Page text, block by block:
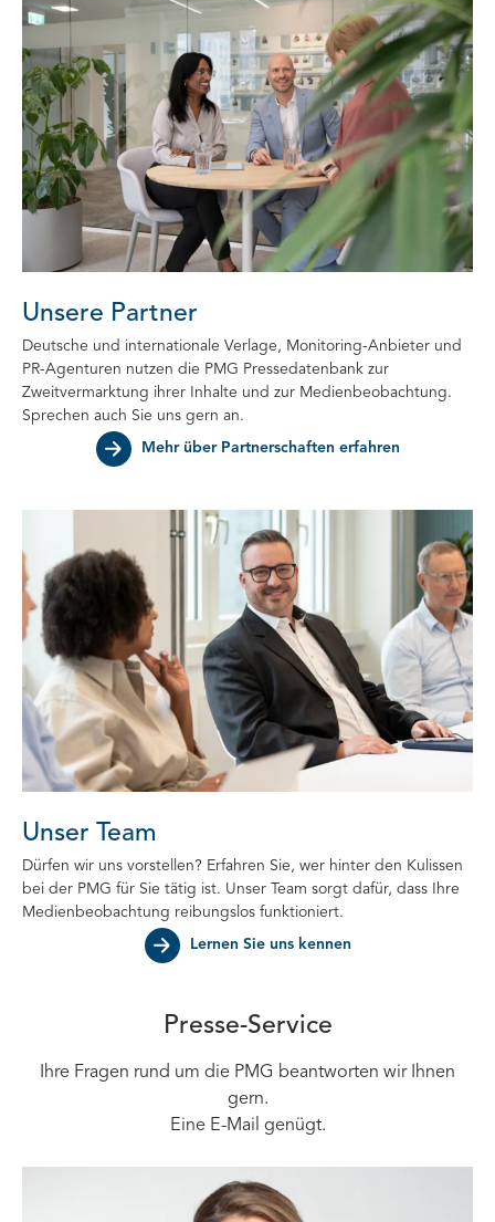
Unsere Partner
Deutsche und internationale Verlage, Monitoring-Anbieter und
PR-Agenturen nutzen die PMG Pressedatenbank zur
Zweitvermarktung ihrer Inhalte und zur Medienbeobachtung.
Sprechen auch Sie uns gern an.
Mehr über Partnerschaften erfahren
Unser Team
Dürfen wir uns vorstellen? Erfahren Sie, wer hinter den Kulissen
bei der PMG für Sie tätig ist. Unser Team sorgt dafür, dass Ihre
Medienbeobachtung reibungslos funktioniert.
Lernen Sie uns kennen
Presse-Service
Ihre Fragen rund um die PMG beantworten wir Ihnen
gern.
Eine E-Mail genügt.